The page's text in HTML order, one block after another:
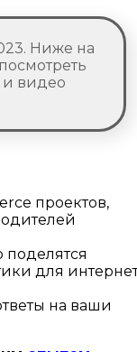
Ниже на
и видео
проектов,
поделятся
для
на ваши